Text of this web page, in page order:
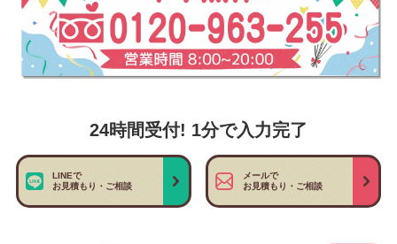
24時間受付! 1分で入力完了
LINEで
お見積もり・ご相談
メールで
お見積もり・ご相談